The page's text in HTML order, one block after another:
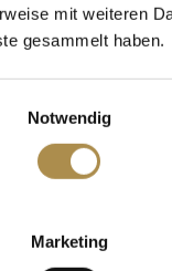
mit weiteren
gesammelt haben.
Notwendig
Marketing